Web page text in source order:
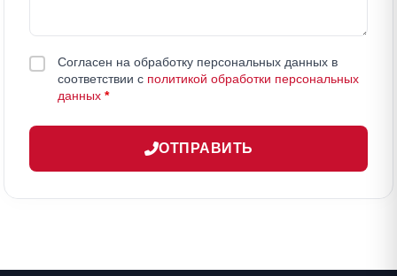
Согласен на обработку персональных данных в
соответствии с политикой обработки персональных
данных *
ОТПРАВИТЬ